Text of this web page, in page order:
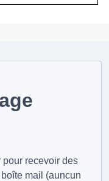
pour recevoir des
mail (auncun